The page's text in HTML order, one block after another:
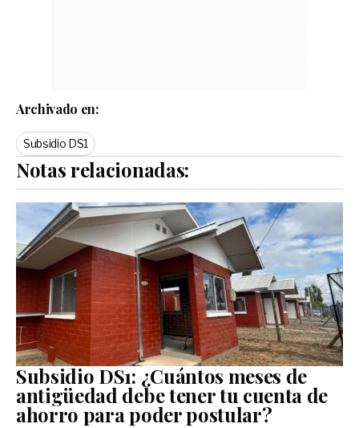
Archivado en:
Subsidio DS1
Notas relacionadas:
Subsidio DS1: ¿Cuántos meses de
antigüedad debe tener tu cuenta de
ahorro para poder postular?